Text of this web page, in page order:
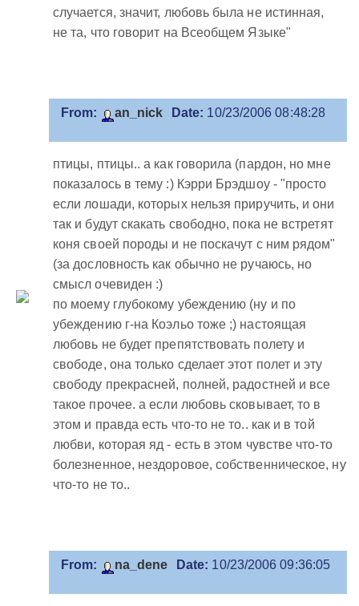
случается, значит, любовь была не истинная,
не та, что говорит на Всеобщем Языке"
From: an_nick Date: 10/23/2006 08:48:28
птицы, птицы.. а как говорила (пардон, но мне
показалось в тему :) Кэрри Брэдшоу - "просто
если лошади, которых нельзя приручить, и они
так и будут скакать свободно, пока не встретят
коня своей породы и не поскачут с ним рядом"
(за дословность как обычно не ручаюсь, но
смысл очевиден :)
по моему глубокому убеждению (ну и по
убеждению г-на Коэльо тоже ;) настоящая
любовь не будет препятствовать полету и
свободе, она только сделает этот полет и эту
свободу прекрасней, полней, радостней и все
такое прочее. а если любовь сковывает, то в
этом и правда есть что-то не то.. как и в той
любви, которая яд - есть в этом чувстве что-то
болезненное, нездоровое, собственническое, ну
что-то не то..
From: na_dene Date: 10/23/2006 09:36:05